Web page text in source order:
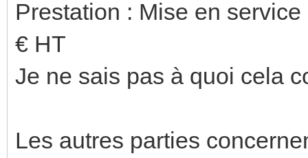
Prestation : Mise en
€ HT
Je ne sais pas à quoi cela
Les autres parties